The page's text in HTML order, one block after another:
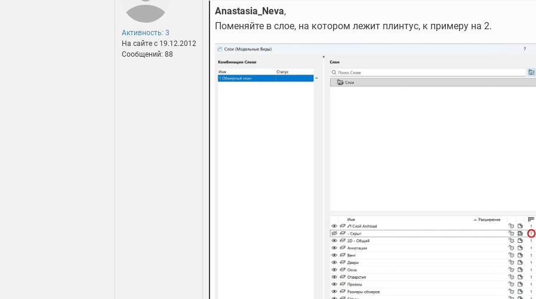
Активность: 3
На сайте c 19.12.2012
Сообщений: 88
Anastasia_Neva,
Поменяйте в слое, на котором лежит плинтус, к примеру на 2.